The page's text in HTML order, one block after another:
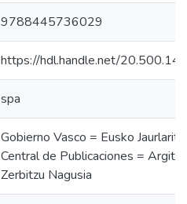
9788445736029
https://hdl.handle.net/
spa
Gobierno Vasco = Eusko
Central de Publicaciones =
Zerbitzu Nagusia